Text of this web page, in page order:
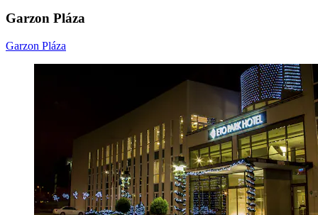
Garzon Pláza
Garzon Pláza